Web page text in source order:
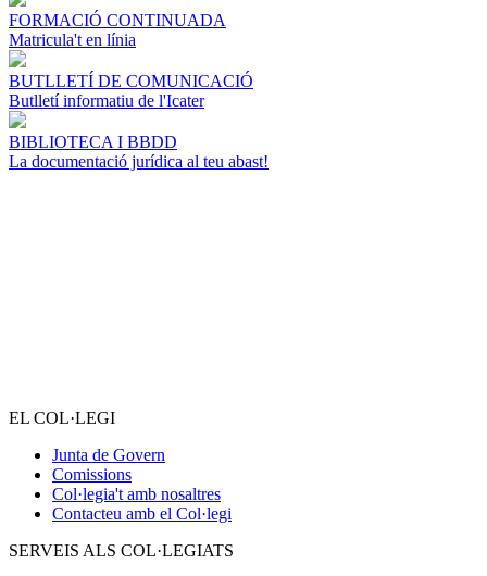
FORMACIÓ CONTINUADA
Matricula't en línia
BUTLLETÍ DE COMUNICACIÓ
Butlletí informatiu de l'Icater
BIBLIOTECA I BBDD
La documentació jurídica al teu abast!
EL COL·LEGI
Junta de Govern
Comissions
Col·legia't amb nosaltres
Contacteu amb el Col·legi
SERVEIS ALS COL·LEGIATS